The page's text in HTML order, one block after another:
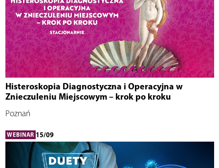
Histeroskopia Diagnostyczna i Operacyjna w
Znieczuleniu Miejscowym – krok po kroku
Poznań
WEBINAR 15/09